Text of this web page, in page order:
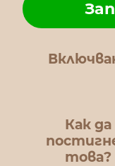
Как да
това?